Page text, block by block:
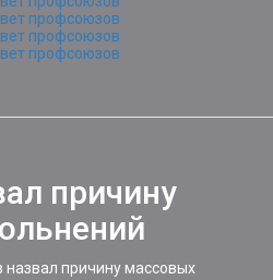
причину
назвал причину массовых